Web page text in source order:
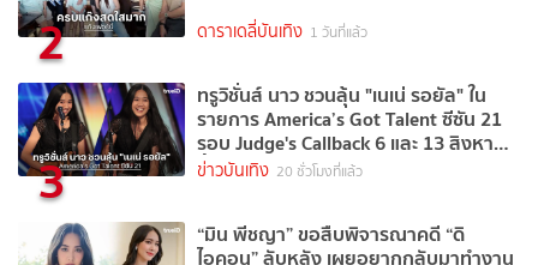
2 ดาราเดลี่บันเทิง 1 วันที่แล้ว
3
ทรูวิชั่นส์ นาว ชวนลุ้น "เนเน่ รอยัล" ใน
รายการ America’s Got Talent ซีซัน 21
รอบ Judge's Callback 6 และ 13 สิงหาคม
นี้
ข่าวบันเทิง 20 ชั่วโมงที่แล้ว
“มิน พีชญา” ขอสืบพิจารณาคดี “ดิ
ไอคอน” ลับหลัง เผยอยากกลับมาทำงาน